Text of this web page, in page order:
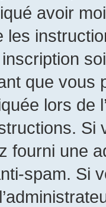
avoir
les
que
lors de
Si
fourni une
spam. Si